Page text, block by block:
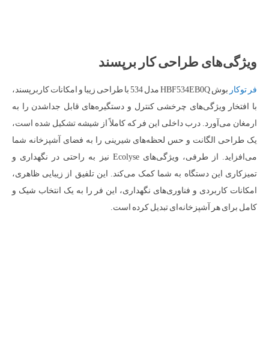
ویژگی‌های طراحی کار برپسند
فر توکار
بوش HBF534EB0Q مدل 534 با طراحی زیبا و امکانات کاربرپسند،
با افتخار ویژگی‌های چرخشی کنترل و دستگیره‌های قابل جداشدن را به
ارمغان می‌آورد. درب داخلی این فر که کاملاً از شیشه تشکیل شده است،
یک طراحی الگانت و حس لحظه‌های شیرینی را به فضای آشپزخانه شما
می‌افزاید. از طرفی، ویژگی‌های Ecolyse نیز به راحتی در نگهداری و
تمیزکاری این دستگاه به شما کمک می‌کند. این تلفیق از زیبایی ظاهری،
امکانات کاربردی و فناوری‌های نگهداری، این فر را به یک انتخاب شیک و
کامل برای هر آشپزخانه‌ای تبدیل کرده است.